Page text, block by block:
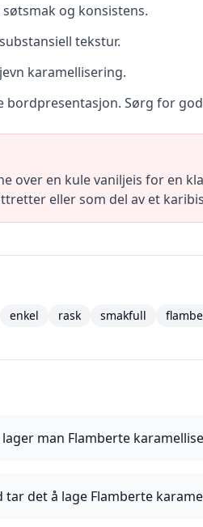
og konsistens.
tekstur.
karamellisering.
Sørg for
over en kule vaniljeis for en
eller som del av et
enkel rask smakfull
man Flamberte
tar det å lage Flamberte